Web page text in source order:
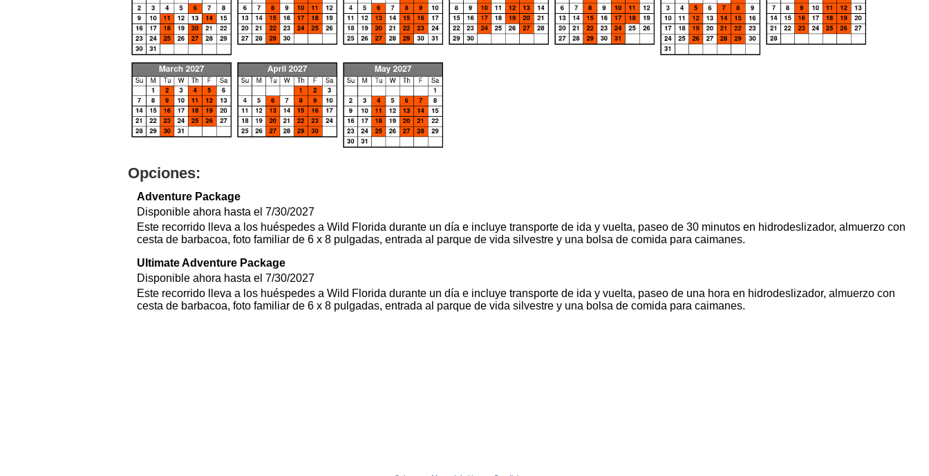
Opciones:
Adventure Package
Disponible ahora hasta el 7/30/2027
Este recorrido lleva a los huéspedes a Wild Florida durante un día e incluye transporte de ida y vuelta, paseo de 30 minutos en hidrodeslizador, almuerzo con
cesta de barbacoa, foto familiar de 6 x 8 pulgadas, entrada al parque de vida silvestre y una bolsa de comida para caimanes.
Ultimate Adventure Package
Disponible ahora hasta el 7/30/2027
Este recorrido lleva a los huéspedes a Wild Florida durante un día e incluye transporte de ida y vuelta, paseo de una hora en hidrodeslizador, almuerzo con
cesta de barbacoa, foto familiar de 6 x 8 pulgadas, entrada al parque de vida silvestre y una bolsa de comida para caimanes.